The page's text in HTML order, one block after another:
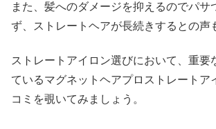
また、髪へのダメージを抑えるのでパサ
ず、ストレートヘアが長続きするとの声
ストレートアイロン選びにおいて、重要
ているマグネットヘアプロストレートア
コミを覗いてみましょう。